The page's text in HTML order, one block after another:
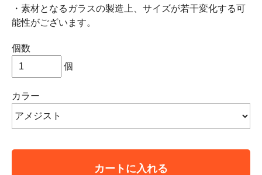
・素材となるガラスの製造上、サイズが若干変化する可
能性がございます。
個数
個
カラー
カートに入れる